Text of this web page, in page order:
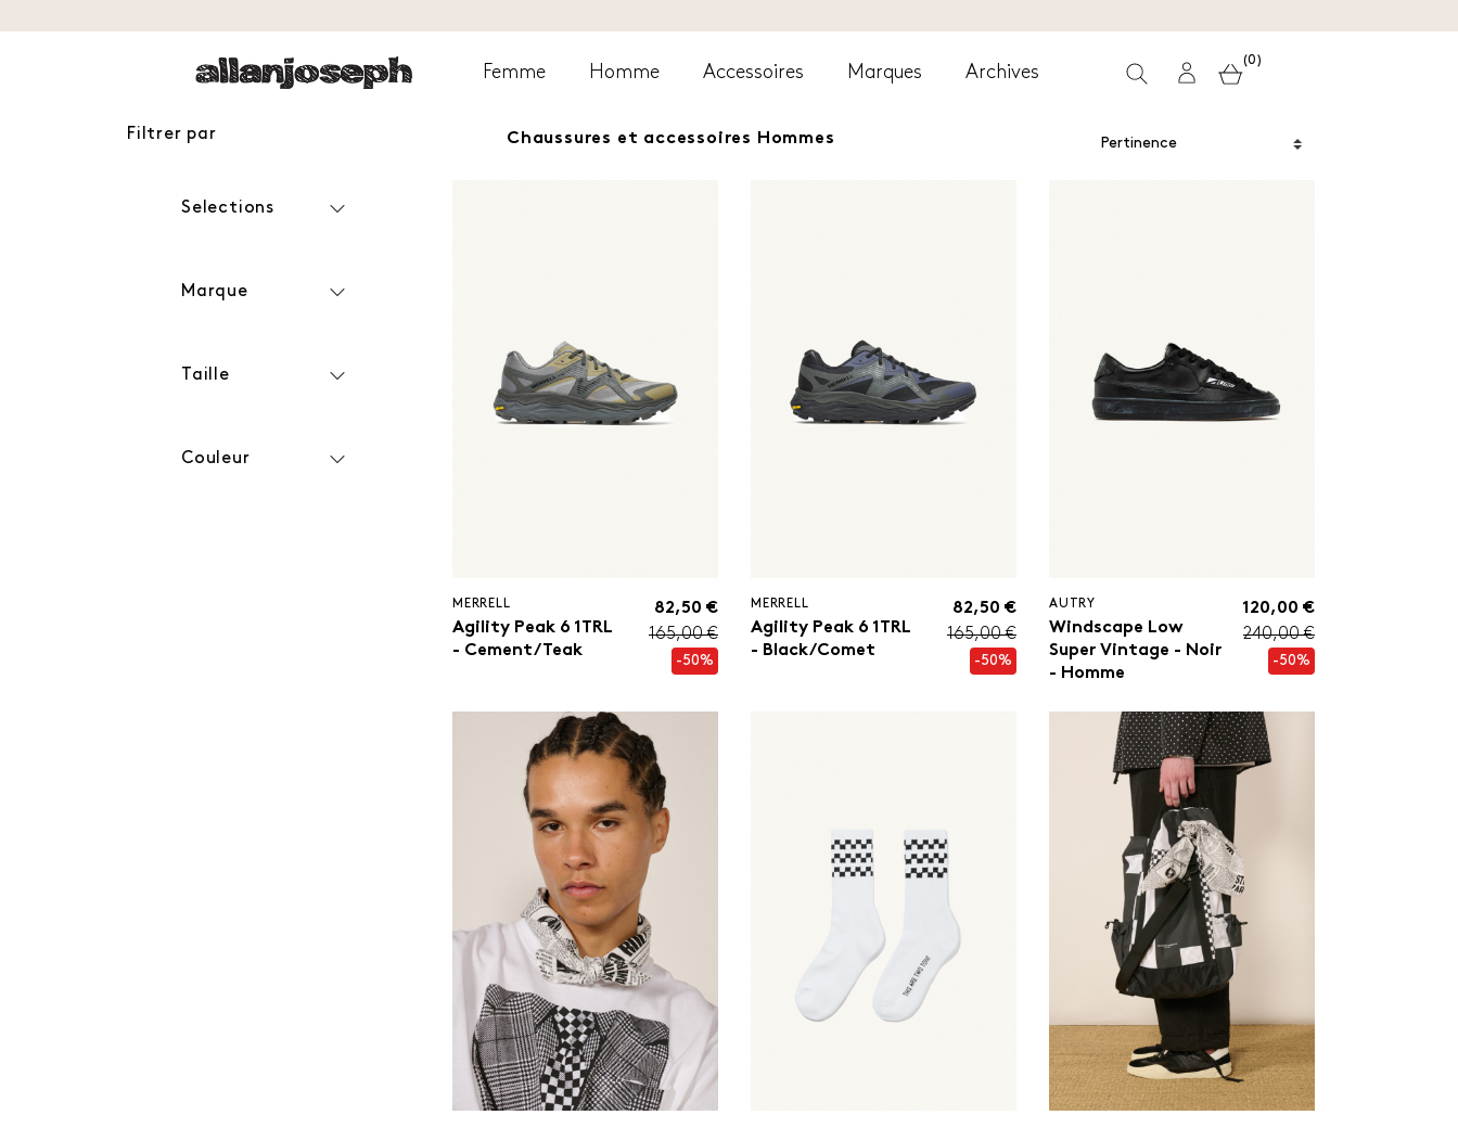
Femme Homme Accessoires Marques Archives
(0)
Chaussures et accessoires Hommes
MERRELL
Agility Peak 6 1TRL
- Cement/Teak
82,50 €
165,00 €
-50%
MERRELL
Agility Peak 6 1TRL
- Black/Comet
82,50 €
165,00 €
-50%
AUTRY
Windscape Low
Super Vintage - Noir
- Homme
120,00 €
240,00 €
-50%
Filtrer par
Selections
Marque
Taille
Couleur